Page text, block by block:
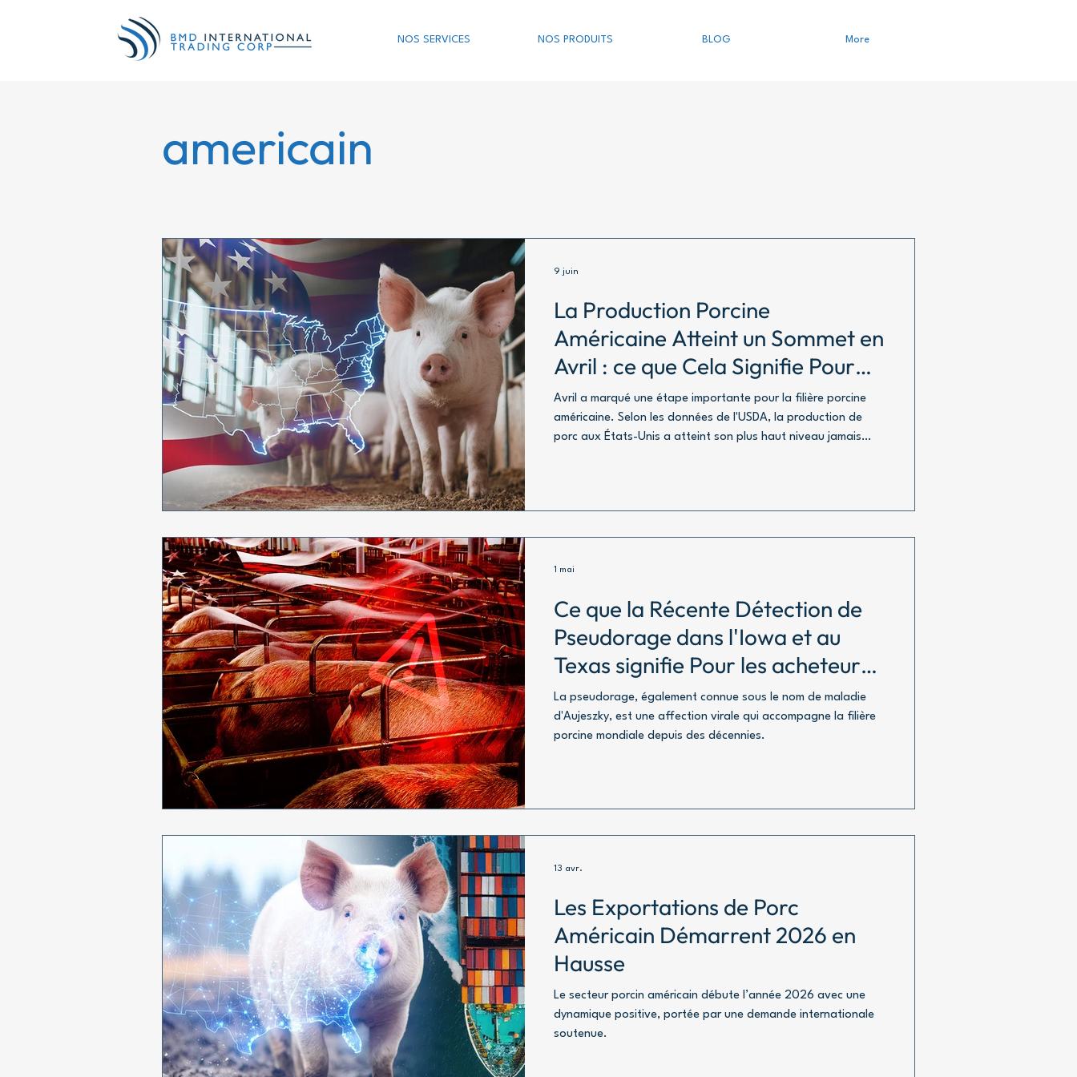
NOS SERVICES NOS PRODUITS BLOG More
americain
La Production Porcine
Américaine Atteint un Sommet en
Avril : ce que Cela Signifie Pour
les Acheteurs Internationaux
Avril a marqué une étape importante pour la filière porcine
américaine. Selon les données de l'USDA, la production de
porc aux États-Unis a atteint son plus haut niveau jamais
9 juin
Ce que la Récente Détection de
Pseudorage dans l'Iowa et au
Texas signifie Pour les acheteurs
Mondiaux de Porc
La pseudorage, également connue sous le nom de maladie
d'Aujeszky, est une affection virale qui accompagne la filière
porcine mondiale depuis des décennies.
1 mai
Les Exportations de Porc
Américain Démarrent 2026 en
Hausse
Le secteur porcin américain débute l’année 2026 avec une
dynamique positive, portée par une demande internationale
soutenue.
13 avr.